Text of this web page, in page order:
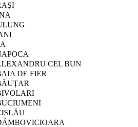
CEL BUN
DE FIER